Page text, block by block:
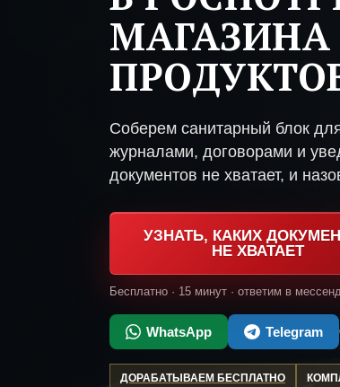
Соберем санитарный блок
журналами, договорами и
документов не хватает, и
УЗНАТЬ, КАКИХ
НЕ ХВАТАЕТ
Бесплатно · 15 минут · ответим в
WhatsApp Telegram
ДОРАБАТЫВАЕМ БЕСПЛАТНО